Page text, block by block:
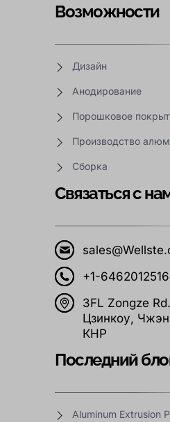
Возможности
Дизайн
Анодирование
Порошковое
Производство
Сборка
Связаться с
+1-6462012516
3FL Zongze
Цзинкоу,
КНР
Последний
Aluminum Extrusion